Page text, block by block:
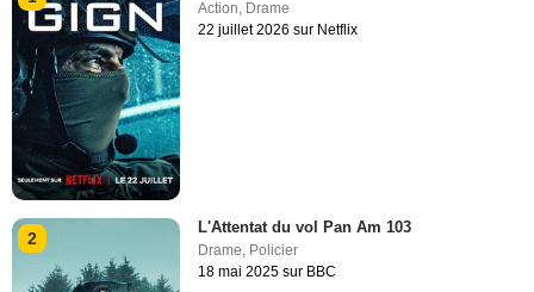
Action, Drame
22 juillet 2026 sur Netflix
2
L'Attentat du vol Pan Am 103
Drame, Policier
18 mai 2025 sur BBC